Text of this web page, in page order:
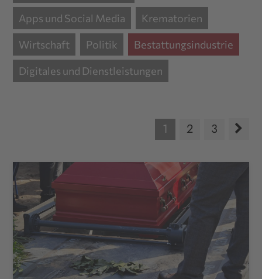
Apps und Social Media Krematorien
Wirtschaft Politik Bestattungsindustrie
Digitales und Dienstleistungen
1 2 3